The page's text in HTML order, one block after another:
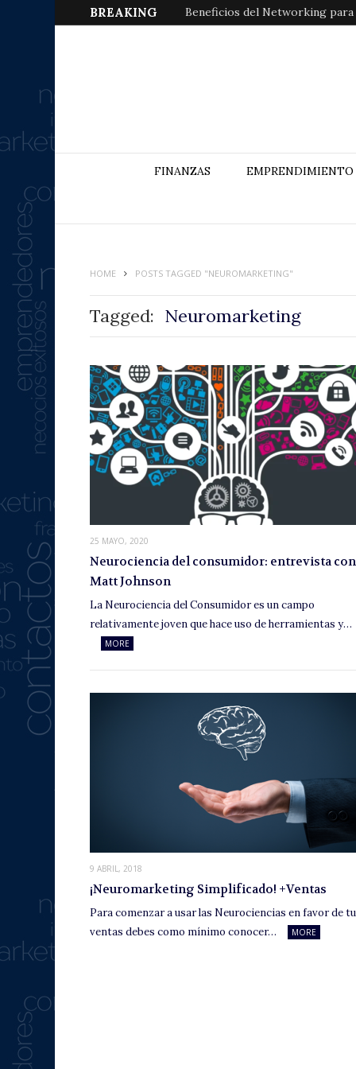
BREAKING Beneficios del Networking
FINANZAS EMPRENDIMIENTO
HOME POSTS TAGGED "NEUROMARKETING"
Tagged: Neuromarketing
25 MAYO, 2020
Neurociencia del consumidor: entrevista con
Matt Johnson
La Neurociencia del Consumidor es un campo
relativamente joven que hace uso de herramientas y…
MORE
9 ABRIL, 2018
¡Neuromarketing Simplificado! +Ventas
Para comenzar a usar las Neurociencias en favor de tu
ventas debes como mínimo conocer…
MORE